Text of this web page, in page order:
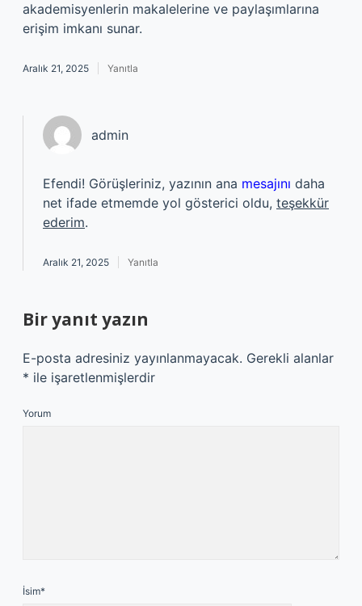
akademisyenlerin makalelerine ve paylaşımlarına
erişim imkanı sunar.
Aralık 21, 2025 Yanıtla
admin
Efendi! Görüşleriniz, yazının ana mesajını daha
net ifade etmemde yol gösterici oldu, teşekkür
ederim.
Aralık 21, 2025 Yanıtla
Bir yanıt yazın
E-posta adresiniz yayınlanmayacak. Gerekli alanlar
* ile işaretlenmişlerdir
Yorum
İsim*